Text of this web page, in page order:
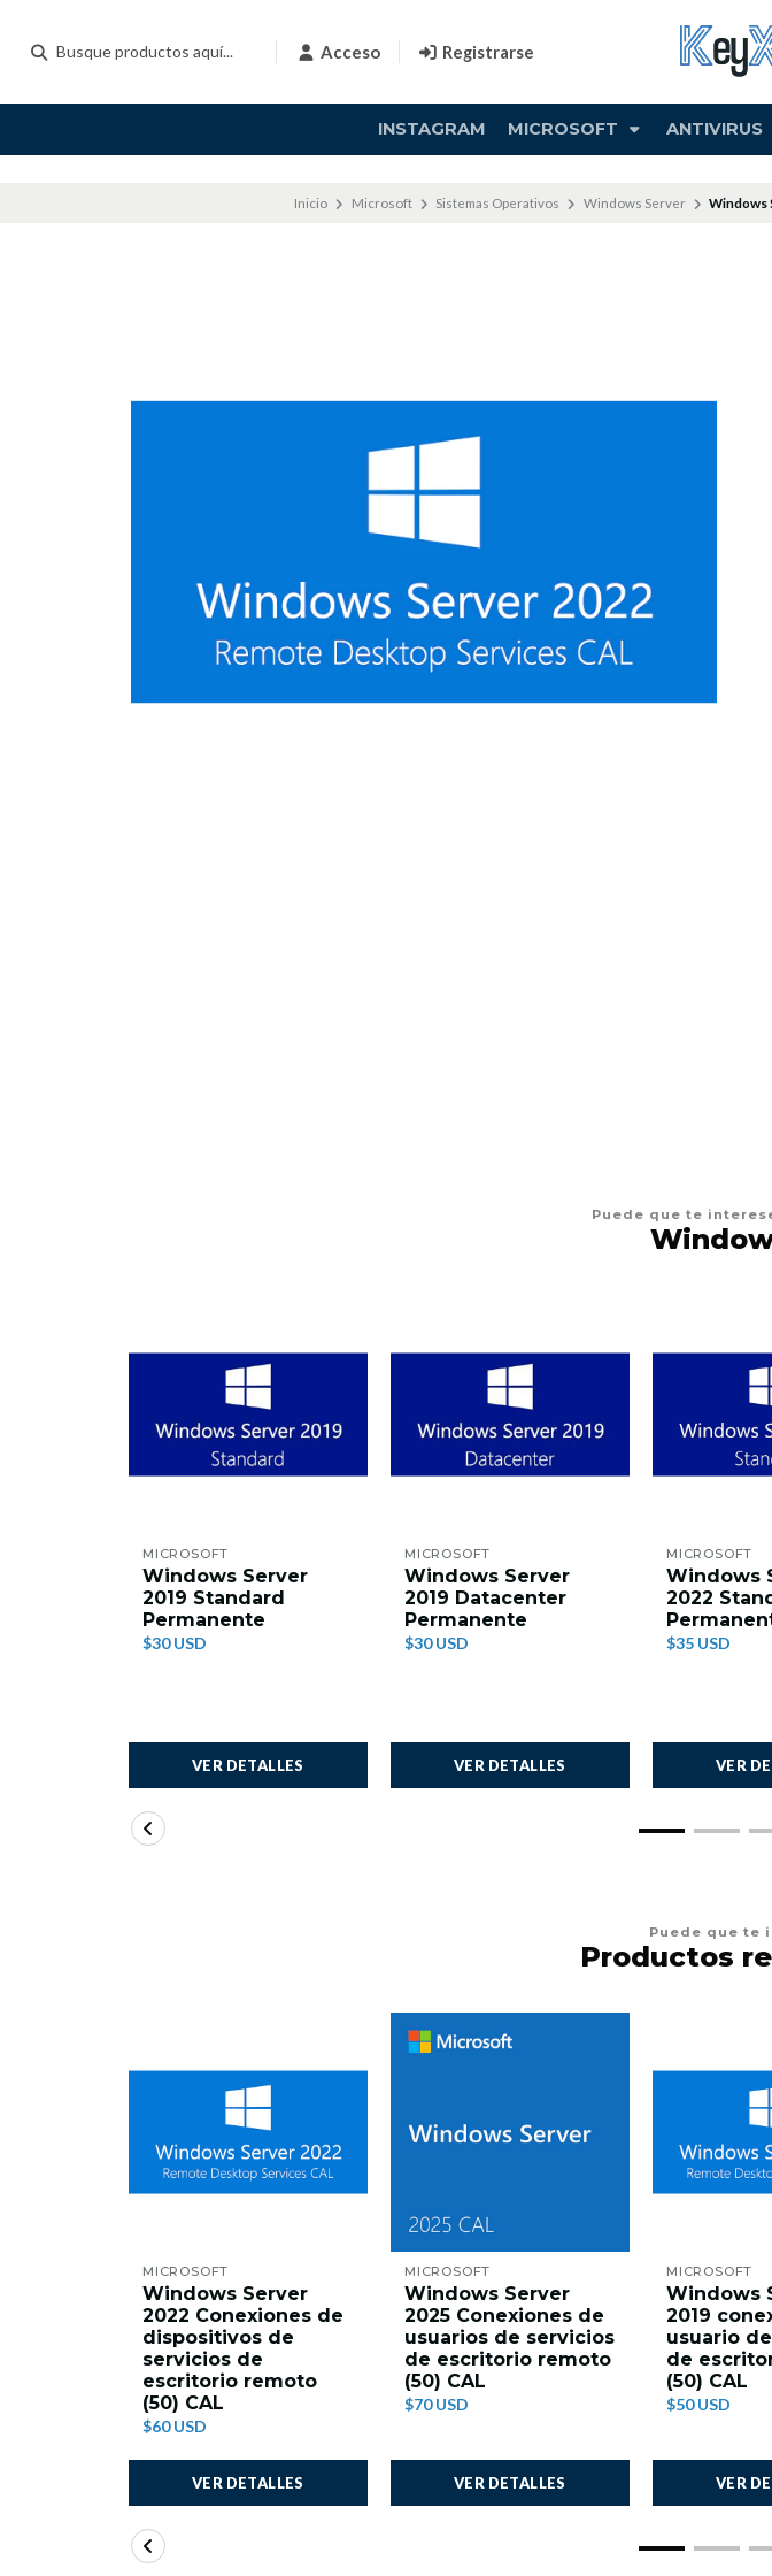
Acceso Registrarse
INSTAGRAM MICROSOFT ANTIVIRUS
Inicio Microsoft Sistemas Operativos Windows Server Windows
Puede que te
MICROSOFT
Windows Server
2019 Standard
Permanente
$30 USD
VER DETALLES
MICROSOFT
Windows Server
2019 Datacenter
Permanente
$30 USD
VER DETALLES
MICROSOFT
Windows
2022
$35 USD
VER
Puede que te
Productos
MICROSOFT
Windows Server
2022 Conexiones de
dispositivos de
servicios de
escritorio remoto
(50) CAL
$60 USD
VER DETALLES
MICROSOFT
Windows Server
2025 Conexiones de
usuarios de servicios
de escritorio remoto
(50) CAL
$70 USD
VER DETALLES
MICROSOFT
Windows
2019
usuario
de
(50) CAL
$50 USD
VER